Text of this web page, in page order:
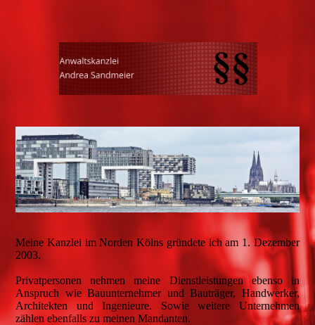
Meine Kanzlei im Norden Kölns gründete ich am 1. Dezember
2003.
Privatpersonen nehmen meine Dienstleistungen ebenso in
Anspruch wie Bauunternehmer und Bauträger, Handwerker,
Architekten und Ingenieure. Sowie weitere Unternehmen
zählen ebenfalls zu meinen Mandanten.